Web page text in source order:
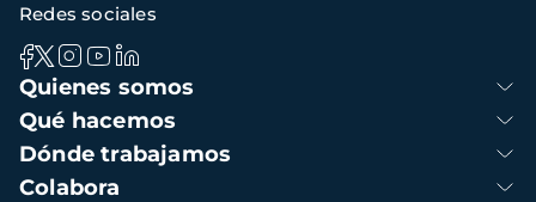
Navegación
principal
Quienes somos
Qué hacemos
Dónde trabajamos
Colabora
Redes sociales